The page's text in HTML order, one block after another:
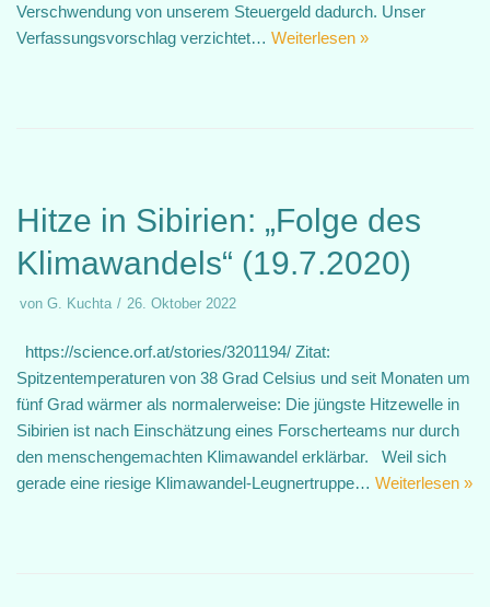
Verschwendung von unserem Steuergeld dadurch. Unser
Verfassungsvorschlag verzichtet… Weiterlesen »
Hitze in Sibirien: „Folge des
Klimawandels“ (19.7.2020)
von G. Kuchta 26. Oktober 2022
https://science.orf.at/stories/3201194/ Zitat:
Spitzentemperaturen von 38 Grad Celsius und seit Monaten um
fünf Grad wärmer als normalerweise: Die jüngste Hitzewelle in
Sibirien ist nach Einschätzung eines Forscherteams nur durch
den menschengemachten Klimawandel erklärbar. Weil sich
gerade eine riesige Klimawandel-Leugnertruppe… Weiterlesen »